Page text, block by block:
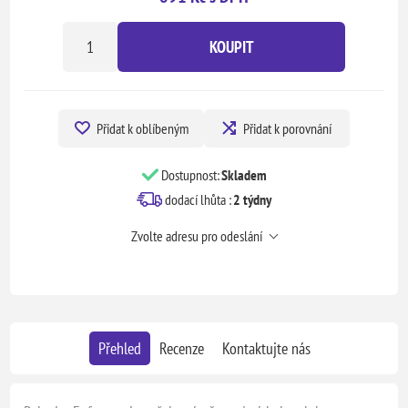
KOUPIT
Přidat k oblíbeným Přidat k porovnání
Dostupnost:Skladem
dodací lhůta :2 týdny
Zvolte adresu pro odeslání
Přehled Recenze Kontaktujte nás